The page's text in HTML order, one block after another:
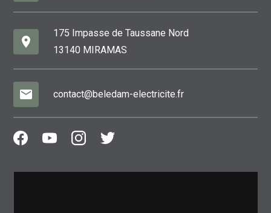
place
175 Impasse de Taussane Nord
13140 MIRAMAS
mail contact@beledam-electricite.fr